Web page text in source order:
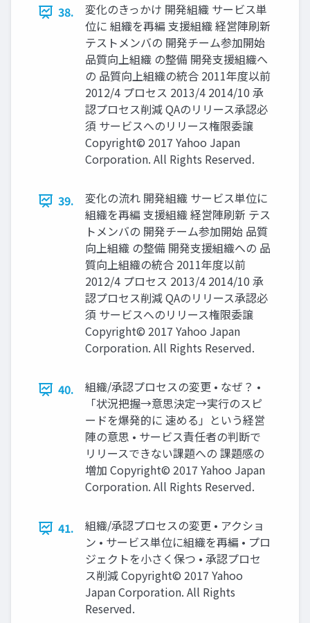
38.
変化のきっかけ 開発組織 サービス単
位に 組織を再編 支援組織 経営陣刷新
テストメンバの 開発チーム参加開始
品質向上組織 の整備 開発支援組織へ
の 品質向上組織の統合 2011年度以前
2012/4 プロセス 2013/4 2014/10 承
認プロセス削減 QAのリリース承認必
須 サービスへのリリース権限委譲
Copyright© 2017 Yahoo Japan
Corporation. All Rights Reserved.
39.
変化の流れ 開発組織 サービス単位に
組織を再編 支援組織 経営陣刷新 テス
トメンバの 開発チーム参加開始 品質
向上組織 の整備 開発支援組織への 品
質向上組織の統合 2011年度以前
2012/4 プロセス 2013/4 2014/10 承
認プロセス削減 QAのリリース承認必
須 サービスへのリリース権限委譲
Copyright© 2017 Yahoo Japan
Corporation. All Rights Reserved.
40.
組織/承認プロセスの変更 • なぜ？ •
「状況把握→意思決定→実行のスピ
ードを爆発的に 速める」という経営
陣の意思 • サービス責任者の判断で
リリースできない課題への 課題感の
増加 Copyright© 2017 Yahoo Japan
Corporation. All Rights Reserved.
41.
組織/承認プロセスの変更 • アクショ
ン • サービス単位に組織を再編 • プロ
ジェクトを小さく保つ • 承認プロセ
ス削減 Copyright© 2017 Yahoo
Japan Corporation. All Rights
Reserved.